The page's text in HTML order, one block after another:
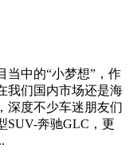
当中的“小梦想”，作
我们国内市场还是海
深度不少车迷朋友们
SUV-奔驰GLC，更